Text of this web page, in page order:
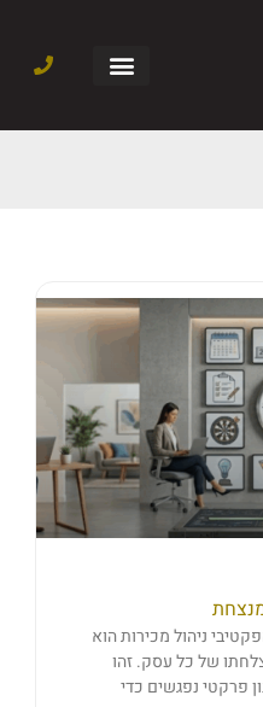
ניהול מכירות הוא
של כל עסק. זהו
פרקטי נפגשים כדי